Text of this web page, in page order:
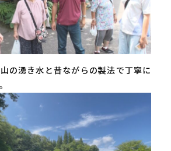
の湧き水と昔ながらの製法で丁寧に